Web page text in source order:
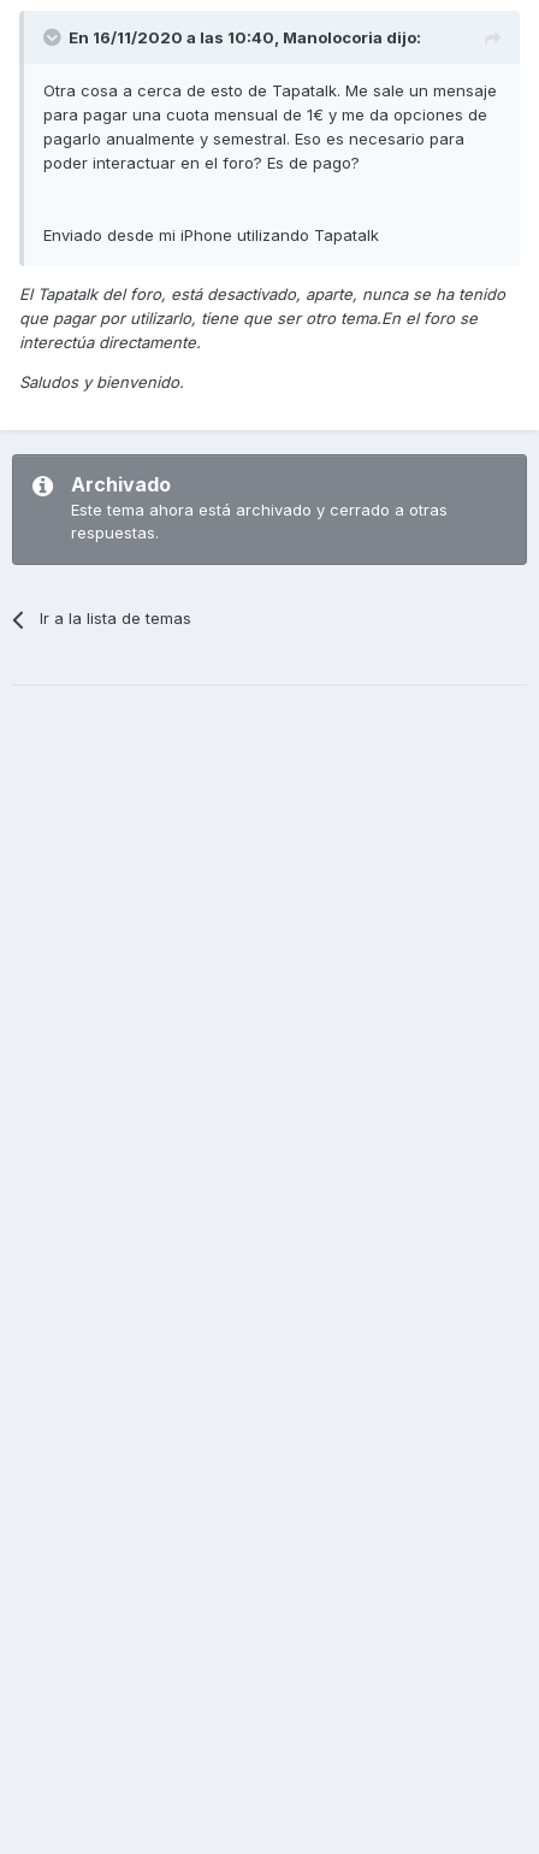
En 16/11/2020 a las 10:40, Manolocoria dijo:
Otra cosa a cerca de esto de Tapatalk. Me sale un mensaje
para pagar una cuota mensual de 1€ y me da opciones de
pagarlo anualmente y semestral. Eso es necesario para
poder interactuar en el foro? Es de pago?
Enviado desde mi iPhone utilizando Tapatalk
El Tapatalk del foro, está desactivado, aparte, nunca se ha tenido
que pagar por utilizarlo, tiene que ser otro tema.En el foro se
interectúa directamente.
Saludos y bienvenido.
Archivado
Este tema ahora está archivado y cerrado a otras
respuestas.
Ir a la lista de temas